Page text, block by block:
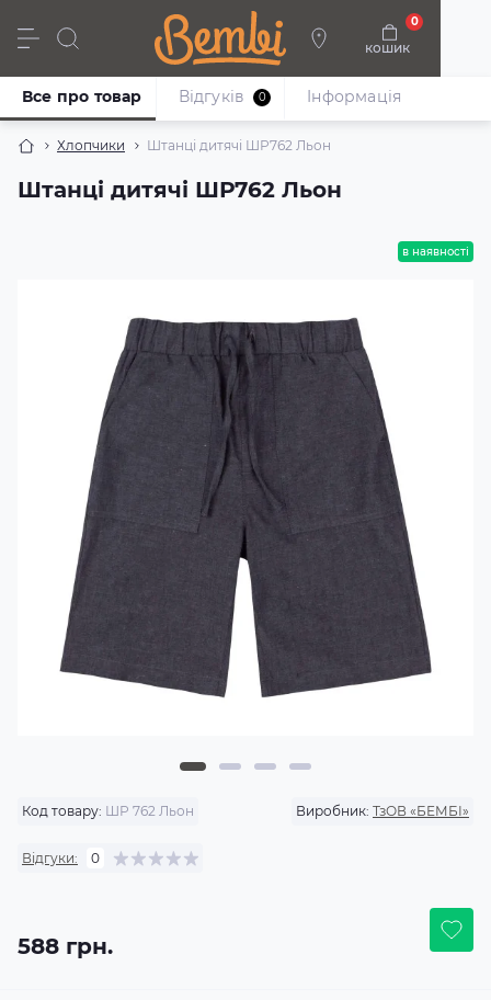
кошик
0
Дівчата Хлопці Немовлята Взуття
Хлопчики Штанці дитячі ШР762 Льон
Штанці дитячі ШР762 Льон
Все про товар Відгуків 0 Iнформація
в наявності
Код товару: ШР 762 Льон Виробник: ТзОВ «БЕМБІ»
Відгуки: 0
588 грн.